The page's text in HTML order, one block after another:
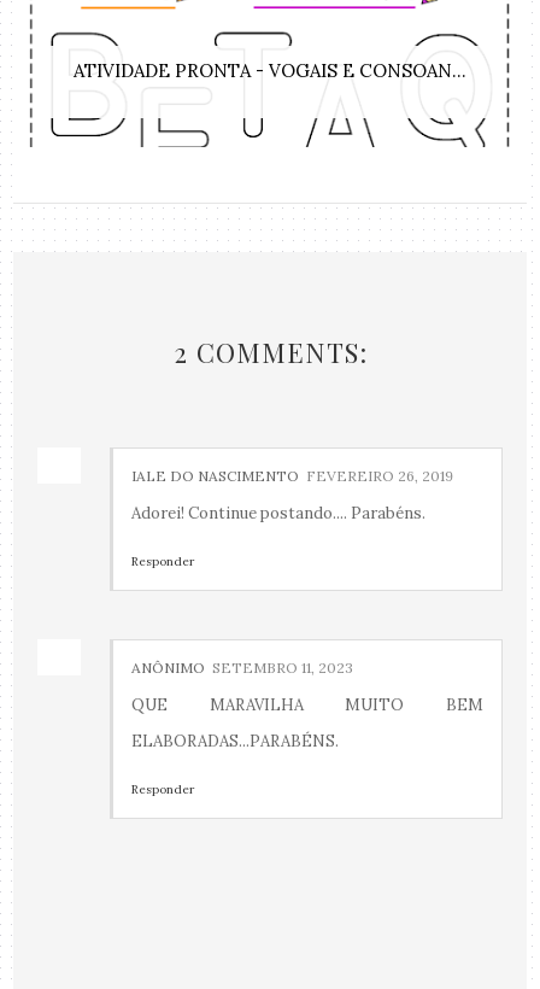
ATIVIDADE PRONTA - VOGAIS E CONSOAN...
2 COMMENTS:
IALE DO NASCIMENTO FEVEREIRO 26, 2019
Adorei! Continue postando.... Parabéns.
Responder
ANÔNIMO SETEMBRO 11, 2023
QUE MARAVILHA MUITO BEM
ELABORADAS...PARABÉNS.
Responder